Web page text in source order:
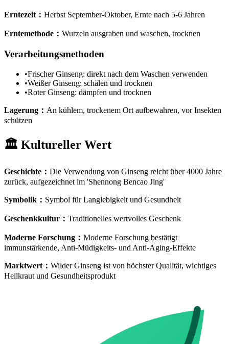
Erntezeit ： Herbst September-Oktober, Ernte nach 5-6 Jahren
Erntemethode ： Wurzeln ausgraben und waschen, trocknen
Verarbeitungsmethoden
•Frischer Ginseng: direkt nach dem Waschen verwenden
•Weißer Ginseng: schälen und trocknen
•Roter Ginseng: dämpfen und trocknen
Lagerung ： An kühlem, trockenem Ort aufbewahren, vor Insekten
schützen
🏛️ Kultureller Wert
Geschichte ： Die Verwendung von Ginseng reicht über 4000 Jahre
zurück, aufgezeichnet im 'Shennong Bencao Jing'
Symbolik ： Symbol für Langlebigkeit und Gesundheit
Geschenkkultur ： Traditionelles wertvolles Geschenk
Moderne Forschung ： Moderne Forschung bestätigt
immunstärkende, Anti-Müdigkeits- und Anti-Aging-Effekte
Marktwert ： Wilder Ginseng ist von höchster Qualität, wichtiges
Heilkraut und Gesundheitsprodukt